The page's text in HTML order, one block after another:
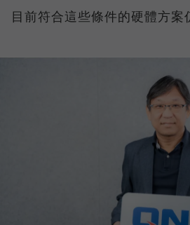
目前符合這些條件的硬體方案